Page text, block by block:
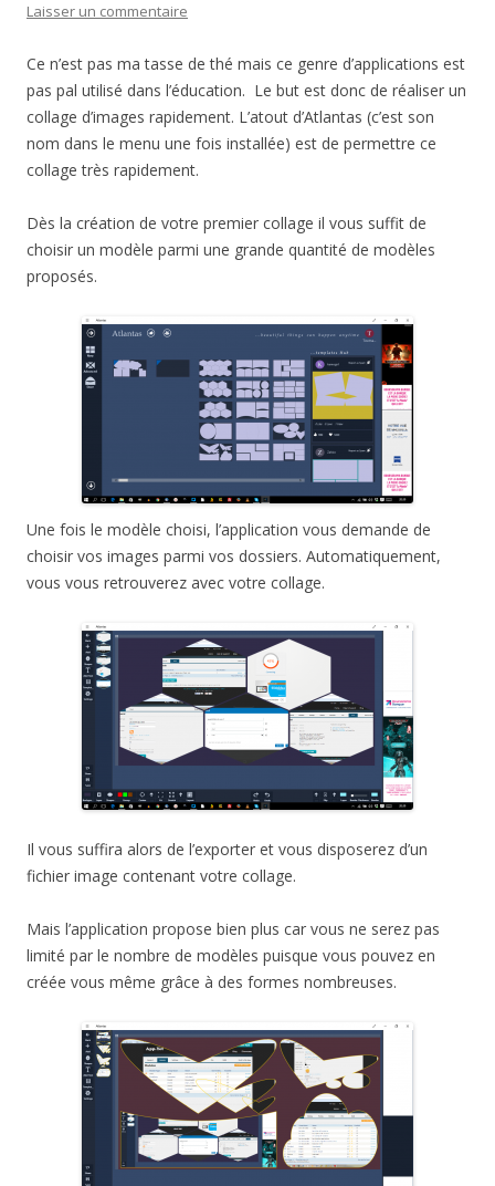
Laisser un commentaire
Ce n’est pas ma tasse de thé mais ce genre d’applications est
pas pal utilisé dans l’éducation. Le but est donc de réaliser un
collage d’images rapidement. L’atout d’Atlantas (c’est son
nom dans le menu une fois installée) est de permettre ce
collage très rapidement.
Dès la création de votre premier collage il vous suffit de
choisir un modèle parmi une grande quantité de modèles
proposés.
Une fois le modèle choisi, l’application vous demande de
choisir vos images parmi vos dossiers. Automatiquement,
vous vous retrouverez avec votre collage.
Il vous suffira alors de l’exporter et vous disposerez d’un
fichier image contenant votre collage.
Mais l’application propose bien plus car vous ne serez pas
limité par le nombre de modèles puisque vous pouvez en
créée vous même grâce à des formes nombreuses.